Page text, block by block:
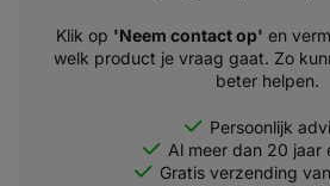
Klik op 'Neem contact op' en
welk product je vraag gaat. Zo
beter helpen.
Persoonlijk
Al meer dan 20 jaar
Gratis verzending